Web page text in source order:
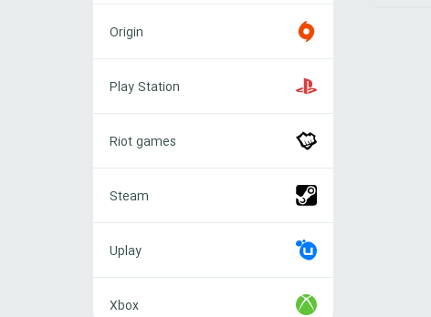
Origin
Station
Play Station
games
Riot games
Steam
Uplay
Xbox